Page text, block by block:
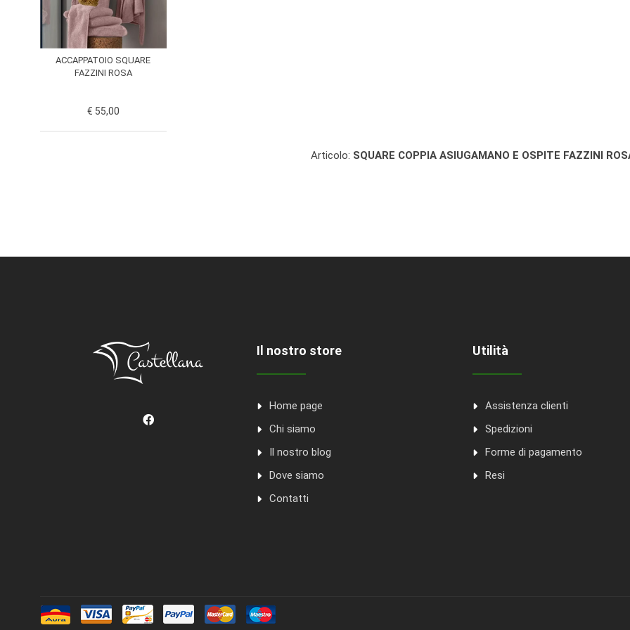
ACCAPPATOIO SQUARE
FAZZINI ROSA
€ 55,00
Articolo: SQUARE COPPIA ASIUGAMANO E OSPITE FAZZINI
Il nostro store
Home page
Chi siamo
Il nostro blog
Dove siamo
Contatti
Utilità
Assistenza clienti
Spedizioni
Forme di pagamento
Resi